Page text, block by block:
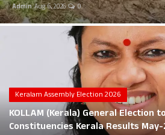
Jobs Mall
Career
Education
Admin Aug 6, 2026 0
Keralam Assembly Election 2026
KOLLAM (Kerala) General Election
Constituencies Kerala Results